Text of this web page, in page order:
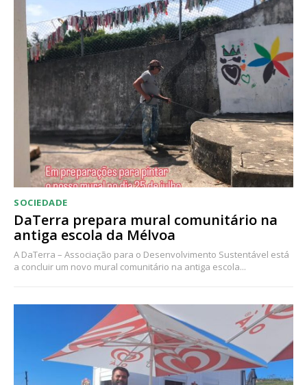
SOCIEDADE
DaTerra prepara mural comunitário na
antiga escola da Mélvoa
A DaTerra – Associação para o Desenvolvimento Sustentável está
a concluir um novo mural comunitário na antiga escola...